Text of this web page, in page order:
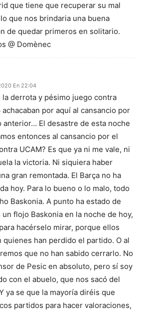
que tiene que recuperar su mal
que nos brindaria una buena
de quedar primeros en solitario.
@ Domènec
En 22:04
la derrota y pésimo juego contra
achacaban por aquí al cansancio por
anterior… El desastre de esta noche
entonces al cansancio por el
UCAM? Es que ya ni me vale, ni
la victoria. Ni siquiera haber
gran remontada. El Barça no ha
hoy. Para lo bueno o lo malo, todo
Baskonia. A punto ha estado de
un flojo Baskonia en la noche de hoy,
hacérselo mirar, porque ellos
quienes han perdido el partido. O al
que no han sabido cerrarlo. No
de Pesic en absoluto, pero sí soy
con el abuelo, que nos sacó del
ya se que la mayoría diréis que
partidos para hacer valoraciones,